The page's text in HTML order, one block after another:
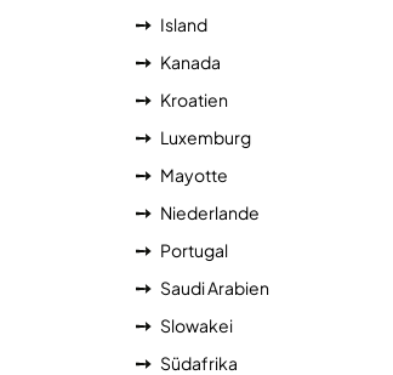
Island
Kanada
Kroatien
Luxemburg
Mayotte
Niederlande
Portugal
Saudi Arabien
Slowakei
Südafrika